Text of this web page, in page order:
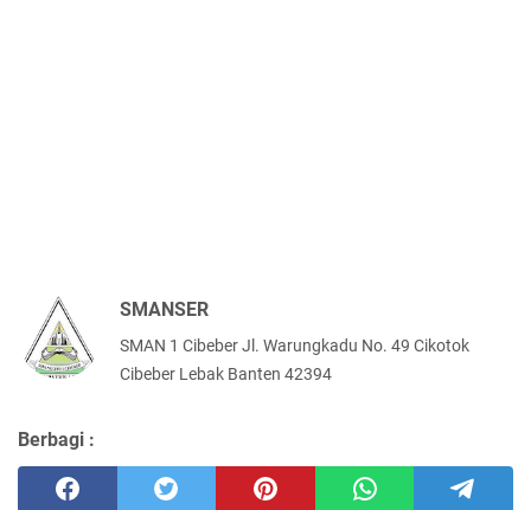
SMANSER
SMAN 1 Cibeber Jl. Warungkadu No. 49 Cikotok
Cibeber Lebak Banten 42394
Berbagi :